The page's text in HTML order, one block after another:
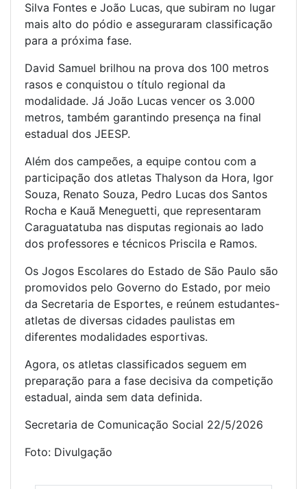
Silva Fontes e João Lucas, que subiram no lugar
mais alto do pódio e asseguraram classificação
para a próxima fase.
David Samuel brilhou na prova dos 100 metros
rasos e conquistou o título regional da
modalidade. Já João Lucas vencer os 3.000
metros, também garantindo presença na final
estadual dos JEESP.
Além dos campeões, a equipe contou com a
participação dos atletas Thalyson da Hora, Igor
Souza, Renato Souza, Pedro Lucas dos Santos
Rocha e Kauã Meneguetti, que representaram
Caraguatatuba nas disputas regionais ao lado
dos professores e técnicos Priscila e Ramos.
Os Jogos Escolares do Estado de São Paulo são
promovidos pelo Governo do Estado, por meio
da Secretaria de Esportes, e reúnem estudantes-
atletas de diversas cidades paulistas em
diferentes modalidades esportivas.
Agora, os atletas classificados seguem em
preparação para a fase decisiva da competição
estadual, ainda sem data definida.
Secretaria de Comunicação Social 22/5/2026
Foto: Divulgação